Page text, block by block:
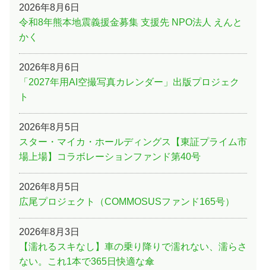
2026年8月6日
令和8年熊本地震義援金募集 支援先 NPO法人 えんと
かく
2026年8月6日
「2027年用AI空撮写真カレンダー」出版プロジェク
ト
2026年8月5日
スター・マイカ・ホールディングス【東証プライム市
場上場】コラボレーションファンド第40号
2026年8月5日
広尾プロジェクト（COMMOSUSファンド165号）
2026年8月3日
【濡れるスキなし】車の乗り降りで濡れない、濡らさ
ない。これ1本で365日快適な傘